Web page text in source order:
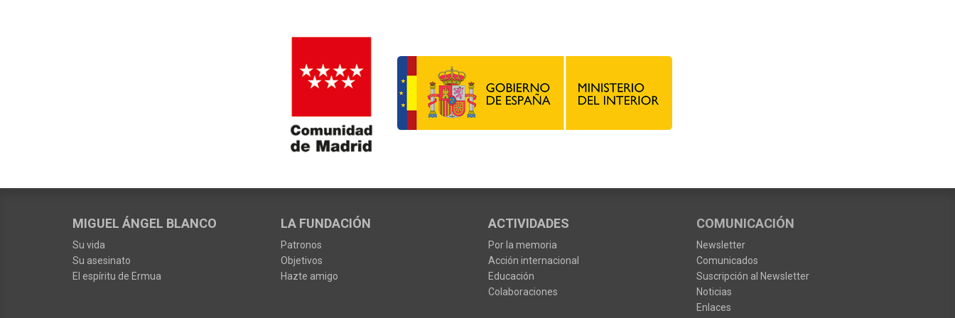
MIGUEL ÁNGEL BLANCO
Su vida
Su asesinato
El espíritu de Ermua
LA FUNDACIÓN
Patronos
Objetivos
Hazte amigo
ACTIVIDADES
Por la memoria
Acción internacional
Educación
Colaboraciones
COMUNICACIÓN
Newsletter
Comunicados
Suscripción al Newsletter
Noticias
Enlaces